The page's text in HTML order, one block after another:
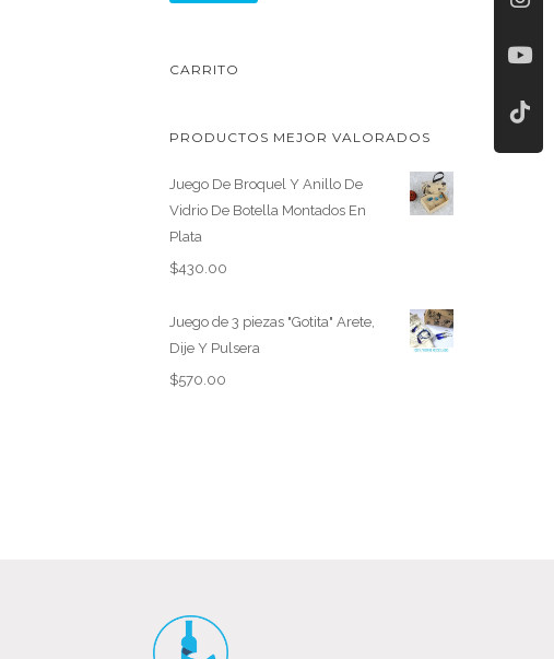
CARRITO
PRODUCTOS MEJOR VALORADOS
Juego De Broquel Y Anillo De
Vidrio De Botella Montados En
Plata
$430.00
Juego de 3 piezas "Gotita" Arete,
Dije Y Pulsera
$570.00